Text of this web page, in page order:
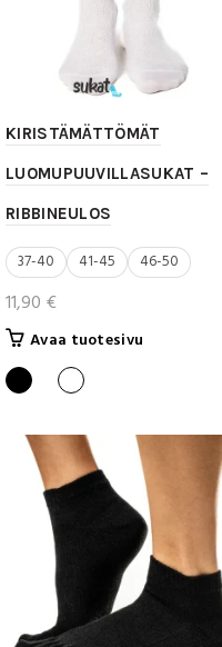
KIRISTÄMÄTTÖMÄT
LUOMUPUUVILLASUKAT –
RIBBINEULOS
37-40 41-45 46-50
11,90 €
Avaa tuotesivu
muunnelma.
Voit
tehdä
valinnat
tuotteen
sivulla.